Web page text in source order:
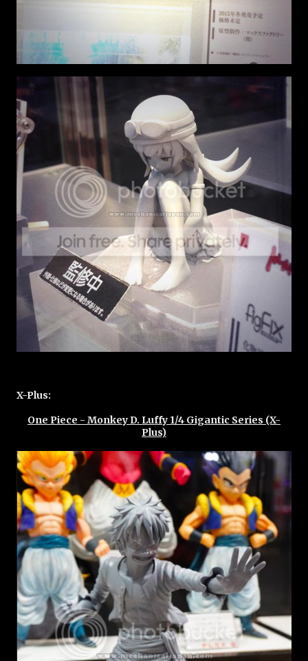
X-Plus:
One Piece - Monkey D. Luffy 1/4 Gigantic Series (X-
Plus)